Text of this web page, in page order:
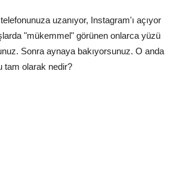
uzanıyor, Instagram'ı açıyor
"mükemmel" görünen onlarca yüzü
Sonra aynaya bakıyorsunuz. O anda
tam olarak nedir?